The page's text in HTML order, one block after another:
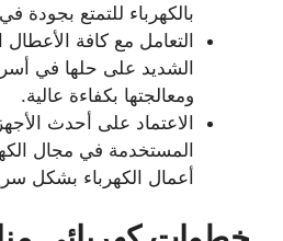
بالكهرباء للتمتع بجودة
التعامل مع كافة الأعطال
الشديد على حلها في
ومعالجتها بكفاءة عالية.
الاعتماد على أحدث
المستخدمة في مجال
أعمال الكهرباء بشكل